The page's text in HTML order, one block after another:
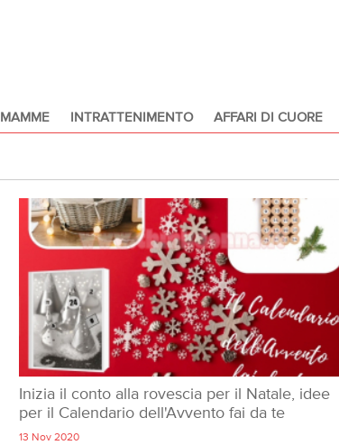
MAMME INTRATTENIMENTO AFFARI DI CUORE
Inizia il conto alla rovescia per il Natale, idee
per il Calendario dell'Avvento fai da te
13 Nov 2020